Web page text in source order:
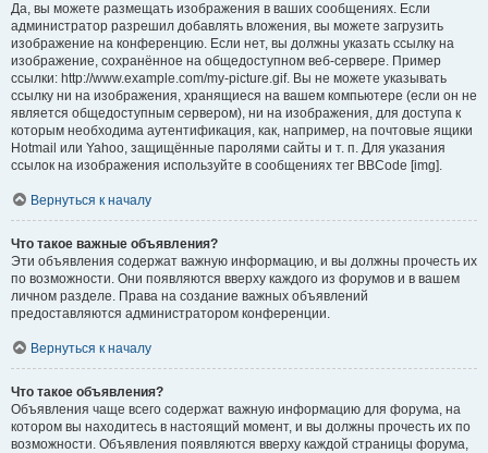
Да, вы можете размещать изображения в ваших сообщениях. Если
администратор разрешил добавлять вложения, вы можете загрузить
изображение на конференцию. Если нет, вы должны указать ссылку на
изображение, сохранённое на общедоступном веб-сервере. Пример
ссылки: http://www.example.com/my-picture.gif. Вы не можете указывать
ссылку ни на изображения, хранящиеся на вашем компьютере (если он не
является общедоступным сервером), ни на изображения, для доступа к
которым необходима аутентификация, как, например, на почтовые ящики
Hotmail или Yahoo, защищённые паролями сайты и т. п. Для указания
ссылок на изображения используйте в сообщениях тег BBCode [img].
Вернуться к началу
Что такое важные объявления?
Эти объявления содержат важную информацию, и вы должны прочесть их
по возможности. Они появляются вверху каждого из форумов и в вашем
личном разделе. Права на создание важных объявлений
предоставляются администратором конференции.
Вернуться к началу
Что такое объявления?
Объявления чаще всего содержат важную информацию для форума, на
котором вы находитесь в настоящий момент, и вы должны прочесть их по
возможности. Объявления появляются вверху каждой страницы форума,